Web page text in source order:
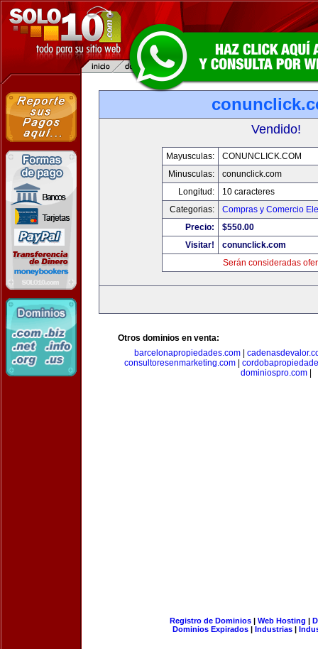
Vendido!
Mayusculas:
CONUNCLICK.COM
Minusculas:
conunclick.com
Longitud:
10 caracteres
Categorias:
Compras y Comercio
Precio:
$550.00
Visitar!
conunclick.com
Serán consideradas
Otros dominios en venta:
barcelonapropiedades.com|
consultoresenmarketing.com
dominiospro.com
Registro de Dominios| Web Hosting |
Dominios Expirados | Industrias |